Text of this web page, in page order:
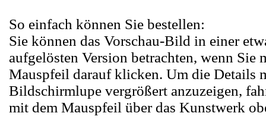
So einfach können Sie bestellen:
Sie können das Vorschau-Bild in einer
aufgelösten Version betrachten, wenn Sie
Mauspfeil darauf klicken. Um die Details
Bildschirmlupe vergrößert anzuzeigen,
mit dem Mauspfeil über das Kunstwerk